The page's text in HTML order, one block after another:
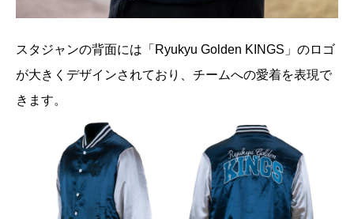
スタジャンの背面には「Ryukyu Golden KINGS」のロゴ
が大きくデザインされており、チームへの愛着を表現で
きます。